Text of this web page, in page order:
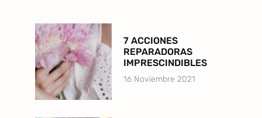
7 ACCIONES
REPARADORAS
IMPRESCINDIBLES
16 Noviembre 2021